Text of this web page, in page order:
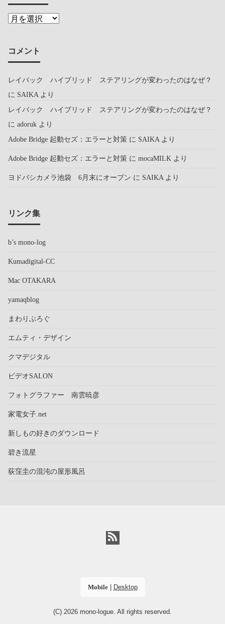
コメント
レイバック ハイブリッド ステアリングが変わったのはなぜ？
に SAIKA より
レイバック ハイブリッド ステアリングが変わったのはなぜ？
に adoruk より
Adobe Bridge 起動セズ：エラーと対策 に SAIKA より
Adobe Bridge 起動セズ：エラーと対策 に mocaMILK より
ヨドバシカメラ池袋 6月末にオープン に SAIKA より
リンク集
b’s mono-log
Kumadigital-CC
Mac OTAKARA
yamaqblog
まわりぶろぐ
エムティ・デザイン
クマデジタル
ビデオSALON
フォトグラファー 南雲暁彦
家電女子.net
新しもの好きのダウンロード
碧き流星
荻窪圭の混沌の屋形風呂
Mobile| Desktop
(C) 2026 mono-logue. All rights reserved.